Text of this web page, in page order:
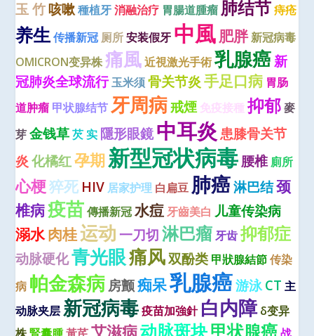
玉 竹咳嗽 種植牙 消融治疗 胃腸道腫瘤 肺结节 痔疮
养生 传播新冠 厕所 安装假牙 中風肥胖新冠病毒
OMICRON变异株痛風 近視激光手術 乳腺癌新
冠肺炎全球流行玉米须 骨关节炎 手足口病 胃肠
道肿瘤 甲状腺结节 牙周病戒煙 免疫接種 抑郁 麥
芽 金钱草 芡 实 隱形眼鏡中耳炎 患膝骨关节
炎 化橘红孕期新型冠状病毒腰椎 廁所
心梗猝死 HIV 居家护理 白扁豆 肺癌淋巴结颈
椎病疫苗 傳播新冠 水痘 牙齒美白 儿童传染病
溺水肉桂运动 一刀切 淋巴瘤 牙齿 抑郁症
动脉硬化青光眼痛风双酚类 甲狀腺結節 传染
病 帕金森病房颤痴呆乳腺癌游泳CT 主
动脉夹层 新冠病毒 疫苗加強針 白内障 δ变异
艾滋病动脉斑块甲状腺癌